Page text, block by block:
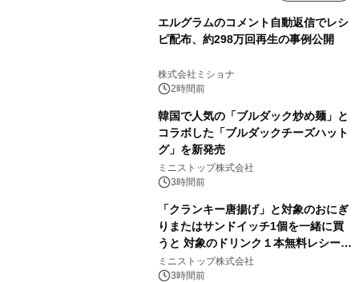
エルグラムのコメント自動返信でレシ
ピ配布、約298万回再生の事例公開
株式会社ミショナ
2時間前
韓国で人気の「ブルダック炒め麺」と
コラボした「ブルダックチーズハット
グ」を新発売
ミニストップ株式会社
3時間前
「クランキー唐揚げ」と対象のおにぎ
りまたはサンドイッチ1個を一緒に買
うと 対象のドリンク１本無料レシート
クーポンもらえる！※1
ミニストップ株式会社
3時間前